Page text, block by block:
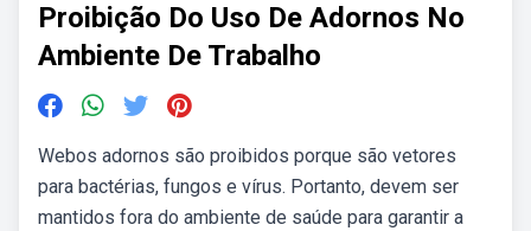
Proibição Do Uso De Adornos No
Ambiente De Trabalho
Webos adornos são proibidos porque são vetores
para bactérias, fungos e vírus. Portanto, devem ser
mantidos fora do ambiente de saúde para garantir a